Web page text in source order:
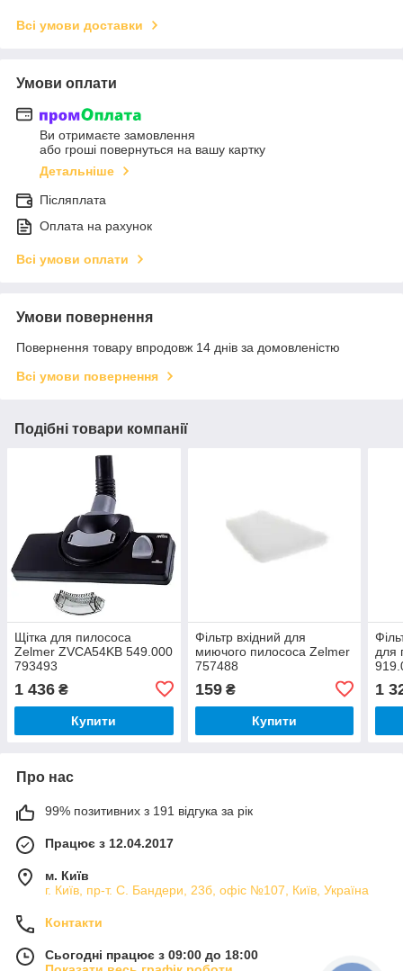
Всі умови доставки
Умови оплати
Ви отримаєте замовлення
або гроші повернуться на вашу картку
Детальніше
Післяплата
Оплата на рахунок
Всі умови оплати
Умови повернення
Повернення товару впродовж 14 днів за домовленістю
Всі умови повернення
Подібні товари компанії
Щітка для пилососа
Zelmer ZVCA54KB 549.000
793493
1 436 ₴
Купити
Фільтр вхідний для
миючого пилососа Zelmer
757488
159₴
Купити
для
1
Про нас
99% позитивних з 191 відгука за рік
Працює з 12.04.2017
м. Київ
г. Київ, пр-т. С. Бандери, 23б, офіс №107, Київ, Україна
Контакти
Сьогодні працює з 09:00 до 18:00